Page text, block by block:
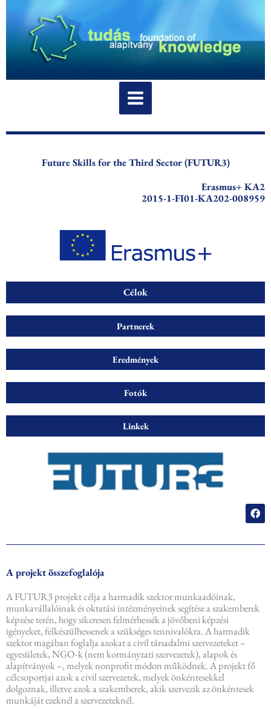
content
Future Skills for the Third Sector (FUTUR3)
Erasmus+ KA2
2015-1-FI01-KA202-008959
Célok
Partnerek
Eredmények
Fotók
Linkek
F
a
c
b
A projekt összefoglalója
A FUTUR3 projekt célja a harmadik szektor munkaadóinak,
munkavállalóinak és oktatási intézményeinek segítése a szakemberek
képzése terén, hogy sikeresen felmérhessék a jövőbeni képzési
igényeket, felkészülhessenek a szükséges tennivalókra. A harmadik
szektor magában foglalja azokat a civil társadalmi szervezeteket –
egyesületek, NGO-k (nem kormányzati szervezetek), alapok és
alapítványok –, melyek nonprofit módon működnek. A projekt fő
célcsoportjai azok a civil szervezetek, melyek önkéntesekkel
dolgoznak, illetve azok a szakemberek, akik szervezik az önkéntesek
munkáját ezeknél a szervezeteknél.